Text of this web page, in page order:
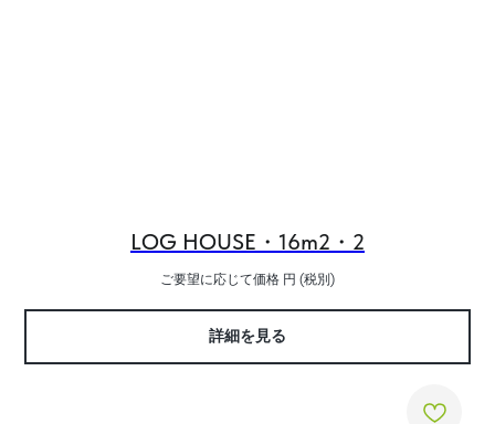
LOG HOUSE・16m2・2
ご要望に応じて価格 円 (税別)
詳細を見る